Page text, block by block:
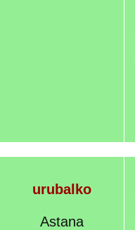
urubalko
Astana